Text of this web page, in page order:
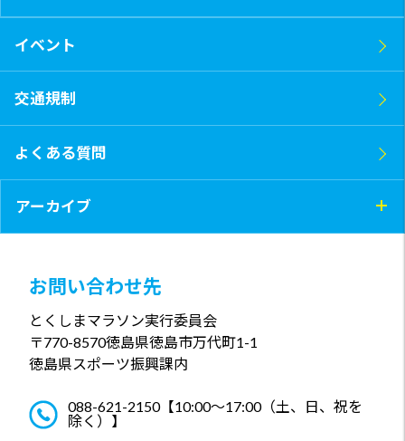
イベント
交通規制
よくある質問
アーカイブ
お問い合わせ先
とくしまマラソン実行委員会
〒770-8570徳島県徳島市万代町1-1
徳島県スポーツ振興課内
088-621-2150【10:00～17:00（土、日、祝を
除く）】